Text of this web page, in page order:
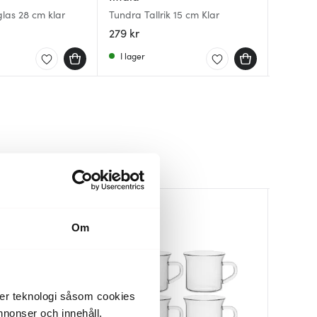
Om
teknologi såsom cookies
och innehåll,
28 cm klar Tundra Tallrik 15 cm Klar
279 kr
I lager